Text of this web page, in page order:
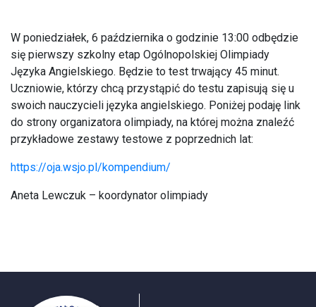
W poniedziałek, 6 października o godzinie 13:00 odbędzie
się pierwszy szkolny etap Ogólnopolskiej Olimpiady
Języka Angielskiego. Będzie to test trwający 45 minut.
Uczniowie, którzy chcą przystąpić do testu zapisują się u
swoich nauczycieli języka angielskiego. Poniżej podaję link
do strony organizatora olimpiady, na której można znaleźć
przykładowe zestawy testowe z poprzednich lat:
https://oja.wsjo.pl/kompendium/
Aneta Lewczuk – koordynator olimpiady